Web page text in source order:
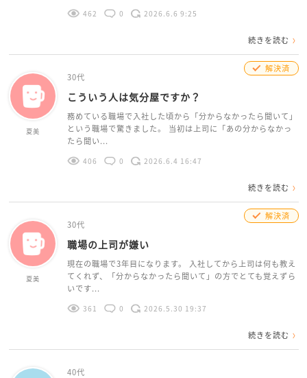
462 0 2026.6.6 9:25
続きを読む
夏美
解決済
30代
こういう人は気分屋ですか？
務めている職場で入社した頃から「分からなかったら聞いて」
という職場で驚きました。 当初は上司に「あの分からなかっ
たら聞い...
406 0 2026.6.4 16:47
続きを読む
夏美
解決済
30代
職場の上司が嫌い
現在の職場で3年目になります。 入社してから上司は何も教え
てくれず、「分からなかったら聞いて」の方でとても覚えずら
いです...
361 0 2026.5.30 19:37
続きを読む
40代